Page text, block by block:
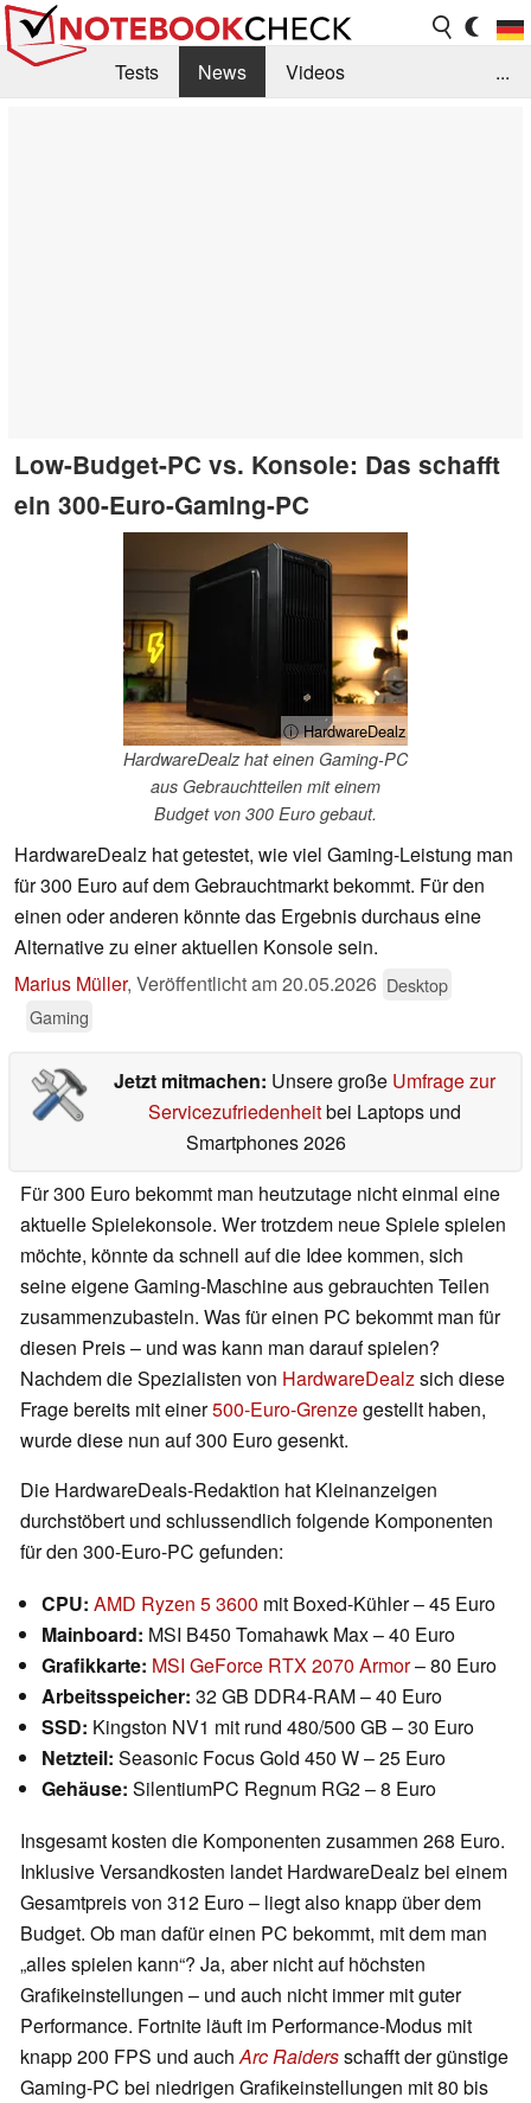
Tests News
Videos
...
Low-Budget-PC vs. Konsole: Das schafft
ein 300-Euro-Gaming-PC
ⓘ HardwareDealz
HardwareDealz hat einen Gaming-PC
aus Gebrauchtteilen mit einem
Budget von 300 Euro gebaut.
HardwareDealz hat getestet, wie viel Gaming-Leistung man
für 300 Euro auf dem Gebrauchtmarkt bekommt. Für den
einen oder anderen könnte das Ergebnis durchaus eine
Alternative zu einer aktuellen Konsole sein.
Marius Müller, Veröffentlicht am20.05.2026 Desktop
Gaming
Jetzt mitmachen: Unsere große Umfrage zur
Servicezufriedenheitbei Laptops und
Smartphones 2026
Für 300 Euro bekommt man heutzutage nicht einmal eine
aktuelle Spielekonsole. Wer trotzdem neue Spiele spielen
möchte, könnte da schnell auf die Idee kommen, sich
seine eigene Gaming-Maschine aus gebrauchten Teilen
zusammenzubasteln. Was für einen PC bekommt man für
diesen Preis – und was kann man darauf spielen?
Nachdem die Spezialisten von HardwareDealzsich diese
Frage bereits mit einer500-Euro-Grenzegestellt haben,
wurde diese nun auf 300 Euro gesenkt.
Die HardwareDeals-Redaktion hat Kleinanzeigen
durchstöbert und schlussendlich folgende Komponenten
für den 300-Euro-PC gefunden:
CPU: AMD Ryzen 5 3600 mit Boxed-Kühler – 45 Euro
Mainboard: MSI B450 Tomahawk Max – 40 Euro
Grafikkarte: MSI GeForce RTX 2070 Armor– 80 Euro
Arbeitsspeicher: 32 GB DDR4-RAM – 40 Euro
SSD: Kingston NV1 mit rund 480/500 GB – 30 Euro
Netzteil: Seasonic Focus Gold 450 W – 25 Euro
Gehäuse: SilentiumPC Regnum RG2 – 8 Euro
Insgesamt kosten die Komponenten zusammen 268 Euro.
Inklusive Versandkosten landet HardwareDealz bei einem
Gesamtpreis von 312 Euro – liegt also knapp über dem
Budget. Ob man dafür einen PC bekommt, mit dem man
„alles spielen kann“? Ja, aber nicht auf höchsten
Grafikeinstellungen – und auch nicht immer mit guter
Performance. Fortnite läuft im Performance-Modus mit
knapp 200 FPS und auchArc Raidersschafft der günstige
Gaming-PC bei niedrigen Grafikeinstellungen mit 80 bis